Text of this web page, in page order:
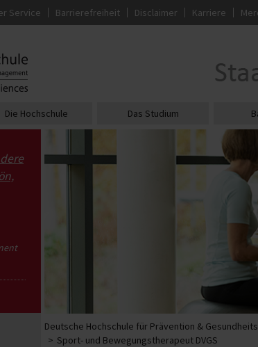
Service Barrierefreiheit Disclaimer Karriere
Die Hochschule Das Studium
Deutsche Hochschule für Prävention &
Sport- und Bewegungstherapeut DVGS